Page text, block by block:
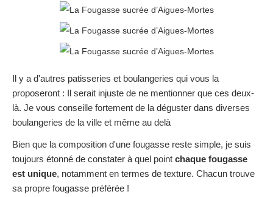
Il y a d'autres patisseries et boulangeries qui vous la
proposeront : Il serait injuste de ne mentionner que ces deux-
là. Je vous conseille fortement de la déguster dans diverses
boulangeries de la ville et même au delà
Bien que la composition d'une fougasse reste simple, je suis
toujours étonné de constater à quel point chaque fougasse
est unique, notamment en termes de texture. Chacun trouve
sa propre fougasse préférée !